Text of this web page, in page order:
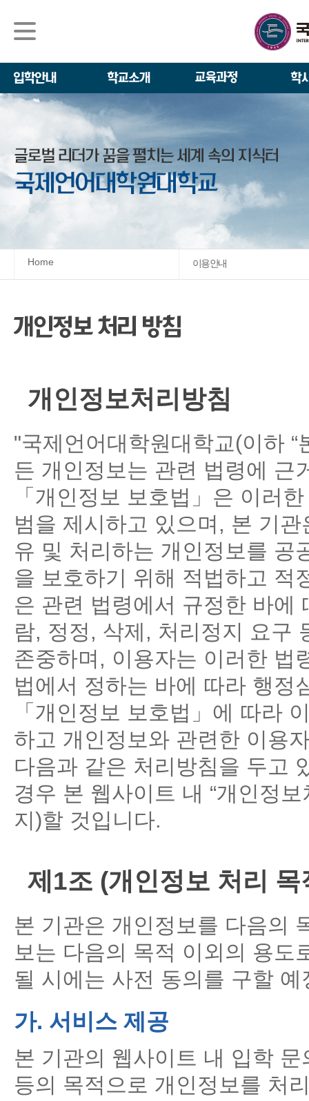
외국인 유학생
모집요강
설립 이념과 비
학교법인
학교 상징
TESOL & 영어
영어·한국어교
Home 이용 안내
개인정보처리방침
"국제언어대학원대학교(이하
든 개인정보는 관련 법령에 근
「개인정보 보호법」은 이러
범을 제시하고 있으며, 본 기
유 및 처리하는 개인정보를 공
을 보호하기 위해 적법하고 적
은 관련 법령에서 규정한 바에
람, 정정, 삭제, 처리정지 요구
존중하며, 이용자는 이러한 법
법에서 정하는 바에 따라 행정
「개인정보 보호법」에 따라
하고 개인정보와 관련한 이용
다음과 같은 처리방침을 두고
경우 본 웹사이트 내 “개인정
지)할 것입니다.
제1조 (개인정보 처리 목
본 기관은 개인정보를 다음의
보는 다음의 목적 이외의 용도
될 시에는 사전 동의를 구할 예
가. 서비스 제공
본 기관의 웹사이트 내 입학
등의 목적으로 개인정보를 처